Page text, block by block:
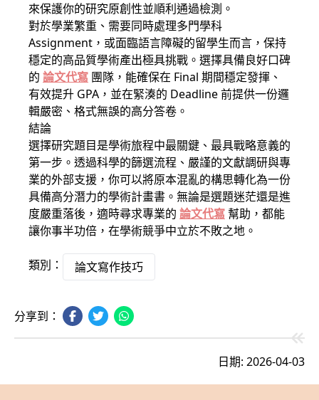
來保護你的研究原創性並順利通過檢測。
對於學業繁重、需要同時處理多門學科
Assignment，或面臨語言障礙的留學生而言，保持
穩定的高品質學術產出極具挑戰。選擇具備良好口碑
的 論文代寫 團隊，能確保在 Final 期間穩定發揮、
有效提升 GPA，並在緊湊的 Deadline 前提供一份邏
輯嚴密、格式無誤的高分答卷。
結論
選擇研究題目是學術旅程中最關鍵、最具戰略意義的
第一步。透過科學的篩選流程、嚴謹的文獻調研與專
業的外部支援，你可以將原本混亂的構思轉化為一份
具備高分潛力的學術計畫書。無論是選題迷茫還是進
度嚴重落後，適時尋求專業的 論文代寫 幫助，都能
讓你事半功倍，在學術競爭中立於不敗之地。
類別： 論文寫作技巧
分享到：
日期: 2026-04-03